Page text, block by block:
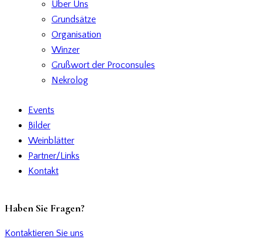
Über Uns
Grundsätze
Organisation
Winzer
Grußwort der Proconsules
Nekrolog
Events
Bilder
Weinblätter
Partner/Links
Kontakt
Haben Sie Fragen?
Kontaktieren Sie uns